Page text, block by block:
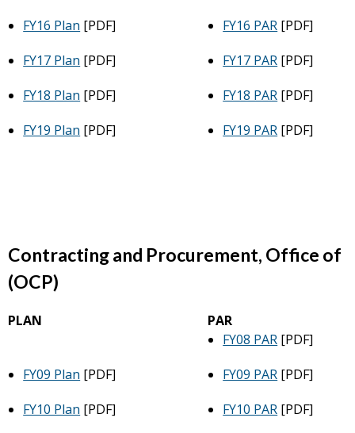
FY16 Plan [PDF] FY16 PAR [PDF]
FY17 Plan [PDF] FY17 PAR [PDF]
FY18 Plan [PDF] FY18 PAR [PDF]
FY19 Plan [PDF] FY19 PAR [PDF]
Contracting and Procurement, Office of
(OCP)
PLAN
PAR
FY08 PAR [PDF]
FY09 Plan [PDF] FY09 PAR [PDF]
FY10 Plan [PDF] FY10 PAR [PDF]